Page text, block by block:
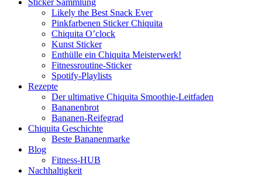
Sticker Sammlung
Likely the Best Snack Ever
Pinkfarbenen Sticker Chiquita
Chiquita O’clock
Kunst Sticker
Enthülle ein Chiquita Meisterwerk!
Fitnessroutine-Sticker
Spotify-Playlists
Rezepte
Der ultimative Chiquita Smoothie-Leitfaden
Bananenbrot
Bananen-Reifegrad
Chiquita Geschichte
Beste Bananenmarke
Blog
Fitness-HUB
Nachhaltigkeit